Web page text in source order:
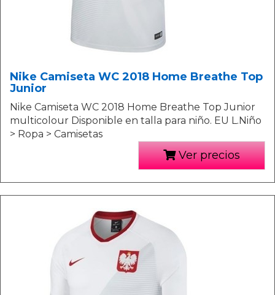
Nike Camiseta WC 2018 Home Breathe Top
Junior
Nike Camiseta WC 2018 Home Breathe Top Junior
multicolour Disponible en talla para niño. EU L.Niño
> Ropa > Camisetas
Ver precios